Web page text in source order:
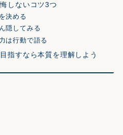
しないコツ3つ
決める
隠してみる
は行動で語る
指すなら本質を理解しよう